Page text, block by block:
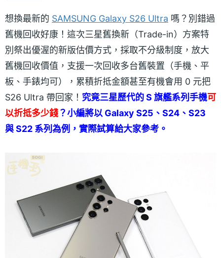
想換最新的 SAMSUNG Galaxy S26 Ultra 嗎？別錯過
舊機回收好康！這次三星舊換新（Trade-in）方案特
別祭出優渥的新版估價方式，採取不分級制度，放大
舊機回收價值，支援一次回收多台舊裝置（手機、平
板、手錶均可），累積折抵金額甚至有機會用 0 元把
S26 Ultra 帶回家！ 究竟三星歷代的 S 旗艦系列手機可
以折抵多少錢？小編將以 Galaxy S25、S24、S23
與 S22 系列為例，實際試算給大家參考。